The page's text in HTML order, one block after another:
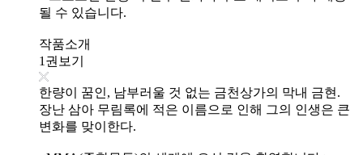
될 수 있습니다.
작품소개
1권보기
한량이 꿈인, 남부러울 것 없는 금천상가의 막내 금현.
장난 삼아 무림록에 적은 이름으로 인해 그의 인생은 큰
변화를 맞이한다.